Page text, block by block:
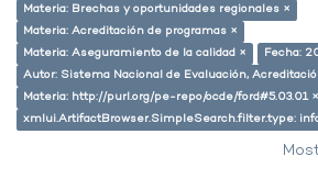
Materia: Brechas y oportunidades regionales ×
Materia: Acreditación de programas ×
Materia: Aseguramiento de la calidad ×
Fecha:
Autor: Sistema Nacional de Evaluación,
Materia: http://purl.org/pe-repo/ocde/ford#5.03.01 ×
xmlui.ArtifactBrowser.SimpleSearch.filter.type: